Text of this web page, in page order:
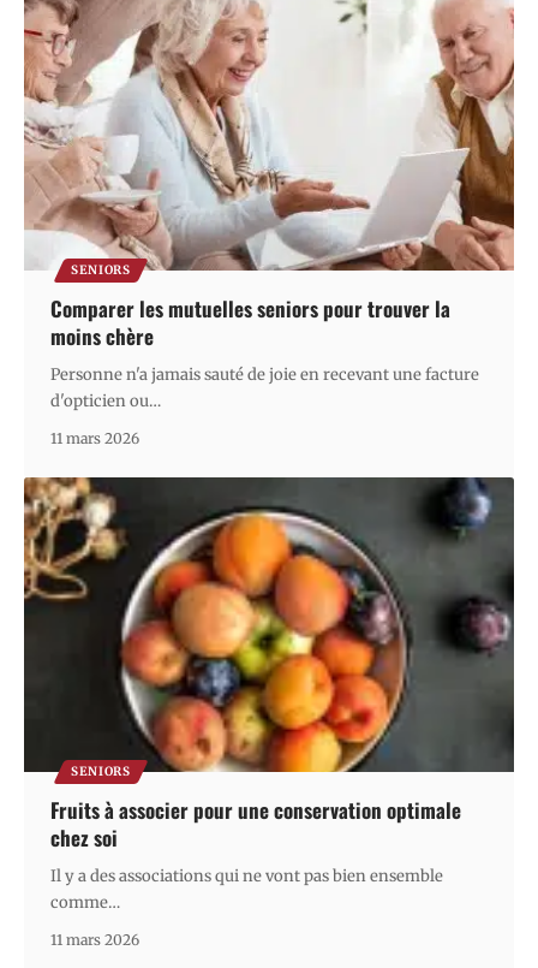
SENIORS
Comparer les mutuelles seniors pour trouver la
moins chère
Personne n'a jamais sauté de joie en recevant une facture
d'opticien ou…
11 mars 2026
SENIORS
Fruits à associer pour une conservation optimale
chez soi
Il y a des associations qui ne vont pas bien ensemble
comme…
11 mars 2026